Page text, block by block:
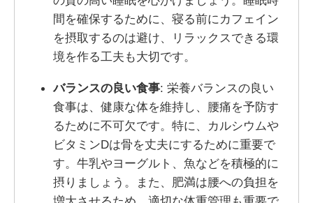
間を確保するために、寝る前にカフェイン
を摂取するのは避け、リラックスできる環
境を作る工夫も大切です。
バランスの良い食事: 栄養バランスの良い
食事は、健康な体を維持し、腰痛を予防す
るために不可欠です。特に、カルシウムや
ビタミンDは骨を丈夫にするために重要で
す。牛乳やヨーグルト、魚などを積極的に
摂りましょう。また、肥満は腰への負担を